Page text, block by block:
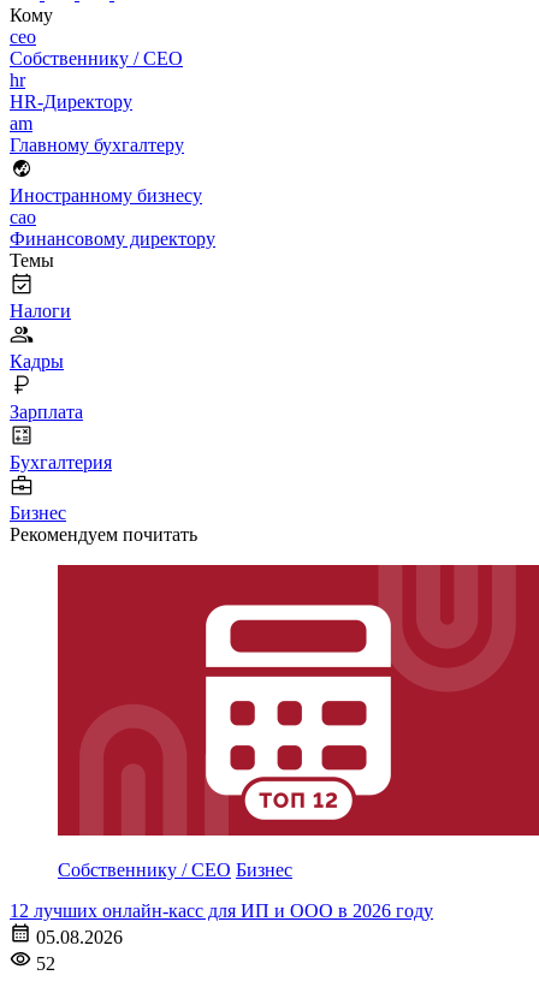
Кому
ceo
Собственнику / CEO
hr
HR-Директору
am
Главному бухгалтеру
Иностранному бизнесу
cao
Финансовому директору
Темы
Налоги
Кадры
Зарплата
Бухгалтерия
Бизнес
Рекомендуем почитать
Собственнику / CEO Бизнес
12 лучших онлайн-касс для ИП и ООО в 2026 году
05.08.2026
52